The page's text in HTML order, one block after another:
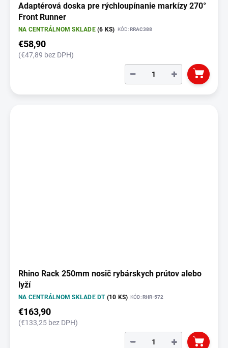
Adaptérová doska pre rýchloupínanie markízy 270°
Front Runner
NA CENTRÁLNOM SKLADE(6 KS) KÓD:RRAC388
€58,90
(€47,89 bez DPH)
+
−
Rhino Rack 250mm nosič rybárskych prútov alebo
lyží
NA CENTRÁLNOM SKLADE DT (10 KS) KÓD:RHR-572
€163,90
(€133,25 bez DPH)
+
−